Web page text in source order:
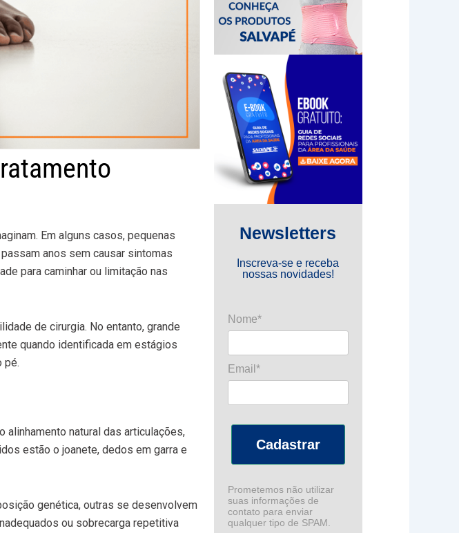
Em alguns casos, pequenas
anos sem causar sintomas
para caminhar ou limitação nas
de cirurgia. No entanto, grande
quando identificada em estágios
pé.
natural das articulações,
estão o joanete, dedos em garra e
genética, outras se desenvolvem
ou sobrecarga repetitiva
Newsletters
Inscreva-se e receba
nossas novidades!
Nome*
Email*
Cadastrar
Prometemos não utilizar
suas informações de
contato para enviar
qualquer tipo de SPAM.